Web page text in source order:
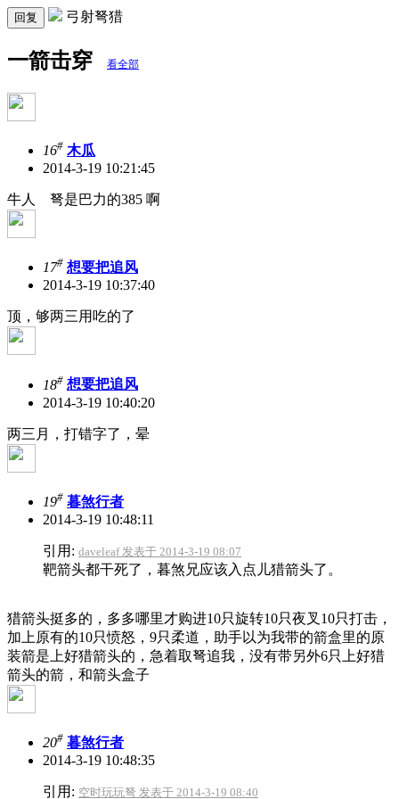
回复 弓射弩猎
一箭击穿 看全部
16# 木瓜
2014-3-19 10:21:45
牛人 弩是巴力的385 啊
17# 想要把追风
2014-3-19 10:37:40
顶，够两三用吃的了
18# 想要把追风
2014-3-19 10:40:20
两三月，打错字了，晕
19# 暮煞行者
2014-3-19 10:48:11
引用: daveleaf 发表于 2014-3-19 08:07
靶箭头都干死了，暮煞兄应该入点儿猎箭头了。
猎箭头挺多的，多多哪里才购进10只旋转10只夜叉10只打击，
加上原有的10只愤怒，9只柔道，助手以为我带的箭盒里的原
装箭是上好猎箭头的，急着取弩追我，没有带另外6只上好猎
箭头的箭，和箭头盒子
20# 暮煞行者
2014-3-19 10:48:35
引用: 空时玩玩弩 发表于 2014-3-19 08:40